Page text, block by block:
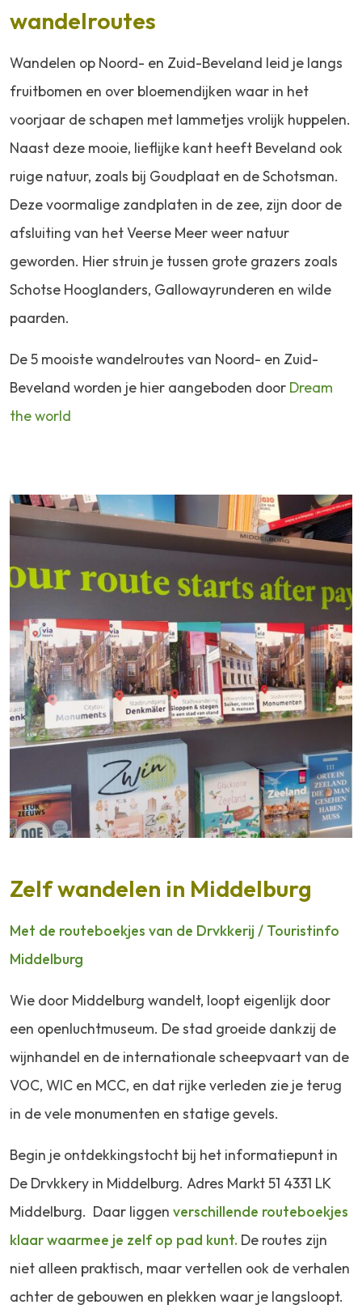
wandelroutes
Wandelen op Noord- en Zuid-Beveland leid je langs
fruitbomen en over bloemendijken waar in het
voorjaar de schapen met lammetjes vrolijk huppelen.
Naast deze mooie, lieflijke kant heeft Beveland ook
ruige natuur, zoals bij Goudplaat en de Schotsman.
Deze voormalige zandplaten in de zee, zijn door de
afsluiting van het Veerse Meer weer natuur
geworden. Hier struin je tussen grote grazers zoals
Schotse Hooglanders, Gallowayrunderen en wilde
paarden.
De 5 mooiste wandelroutes van Noord- en Zuid-
Beveland worden je hier aangeboden door Dream
the world
Zelf wandelen in Middelburg
Met de routeboekjes van de Drvkkerij / Touristinfo
Middelburg
Wie door Middelburg wandelt, loopt eigenlijk door
een openluchtmuseum. De stad groeide dankzij de
wijnhandel en de internationale scheepvaart van de
VOC, WIC en MCC, en dat rijke verleden zie je terug
in de vele monumenten en statige gevels.
Begin je ontdekkingstocht bij het informatiepunt in
De Drvkkery in Middelburg. Adres Markt 51 4331 LK
Middelburg. Daar liggen verschillende routeboekjes
klaar waarmee je zelf op pad kunt. De routes zijn
niet alleen praktisch, maar vertellen ook de verhalen
achter de gebouwen en plekken waar je langsloopt.